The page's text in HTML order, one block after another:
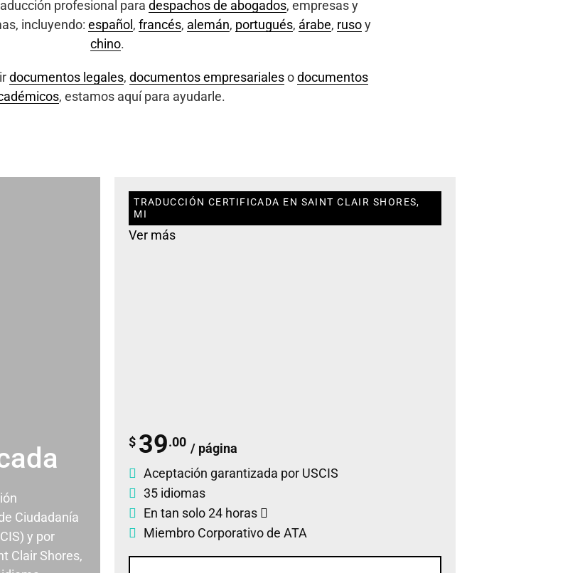
profesional para despachos de abogados, empresas y
incluyendo: español , francés, alemán, portugués, árabe, rusoy
chino.
documentos legales, documentos empresarialesodocumentos
, estamos aquí para ayudarle.
Ciudadanía
y por
Clair Shores,
TRADUCCIÓN CERTIFICADA EN SAINT CLAIR SHORES,
MI
Ver más
$ 39.00 / página
Aceptación garantizada por USCIS
35 idiomas
En tan solo 24 horas
Miembro Corporativo de ATA